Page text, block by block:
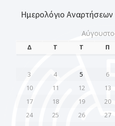
Ημερολόγιο Αναρτήσεων
Δ Τ Τ Π
3
4 5 6
10
11 12 13
17
18 19 20
24
25 26 27